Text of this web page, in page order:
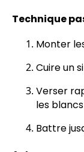
Technique
Monter
Cuire un
Verser
les
Battre